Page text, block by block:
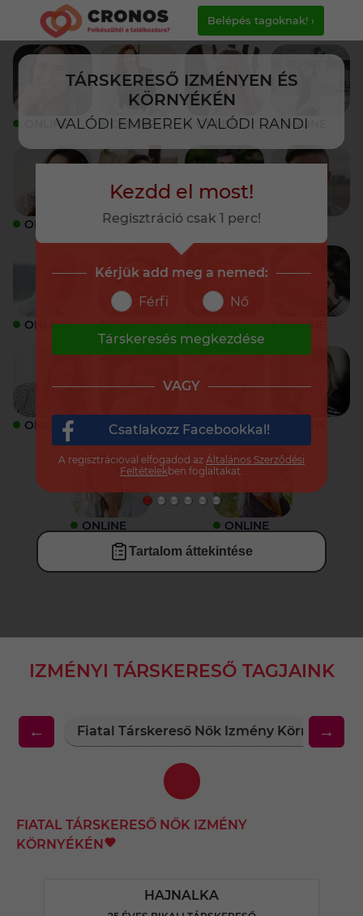
TÁRSKERESŐ IZMÉNYEN ÉS
KÖRNYÉKÉN
VALÓDI EMBEREK VALÓDI RANDI
Belépés tagoknak! ›
ONLINE ONLINE ONLINE ONLINE
ONLINE ONLINE ONLINE
ONLINE ONLINE ONLINE ONLINE
ONLINE ONLINE ONLINE
ONLINE ONLINE
Tartalom áttekintése
IZMÉNYI TÁRSKERESŐ TAGJAINK
← Fiatal Társkereső Nők Izmény Környékén
→
FIATAL TÁRSKERESŐ NŐK IZMÉNY
KÖRNYÉKÉN
HAJNALKA
Kezdd el most!
Regisztráció csak 1 perc!
Kérjük add meg a nemed:
Férfi
Nő
Társkeresés megkezdése
VAGY
Csatlakozz Facebookkal!
A regisztrációval elfogadod az Általános Szerződési
Feltételekben foglaltakat.